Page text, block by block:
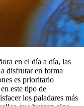
en el día a día, las
disfrutar en forma
es prioritario
este tipo de
los paladares más